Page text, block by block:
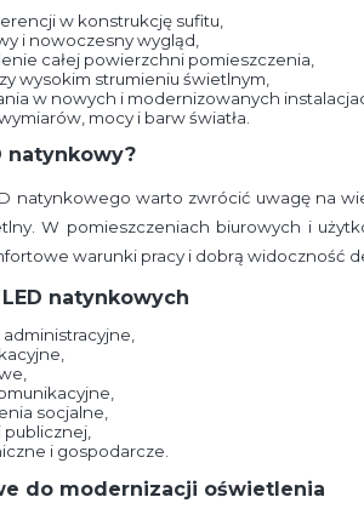
w konstrukcję sufitu,
i nowoczesny wygląd,
całej powierzchni pomieszczenia,
wysokim strumieniu świetlnym,
w nowych i modernizowanych
mocy i barw światła.
natynkowy?
natynkowego warto zwrócić uwagę na
W pomieszczeniach biurowych i
warunki pracy i dobrą widoczność
natynkowych
socjalne,
publicznej,
i gospodarcze.
do modernizacji oświetlenia